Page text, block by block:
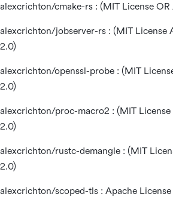
alexcrichton/cmake-rs : (MIT License OR
alexcrichton/jobserver-rs : (MIT License
2.0)
alexcrichton/openssl-probe : (MIT
2.0)
alexcrichton/proc-macro2 : (MIT License
2.0)
alexcrichton/rustc-demangle : (MIT
2.0)
alexcrichton/scoped-tls : Apache